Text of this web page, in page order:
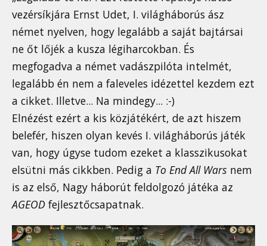
vezérsíkjára Ernst Udet, I. világháborús ász
német nyelven, hogy legalább a saját bajtársai
ne őt lőjék a kusza légiharcokban. És
megfogadva a német vadászpilóta intelmét,
legalább én nem a faleveles idézettel kezdem ezt
a cikket. Illetve... Na mindegy... :-)
Elnézést ezért a kis közjátékért, de azt hiszem
belefér, hiszen olyan kevés I. világháborús játék
van, hogy úgyse tudom ezeket a klasszikusokat
elsütni más cikkben. Pedig a To End All Wars nem
is az első, Nagy háborút feldolgozó játéka az
AGEOD fejlesztőcsapatnak.